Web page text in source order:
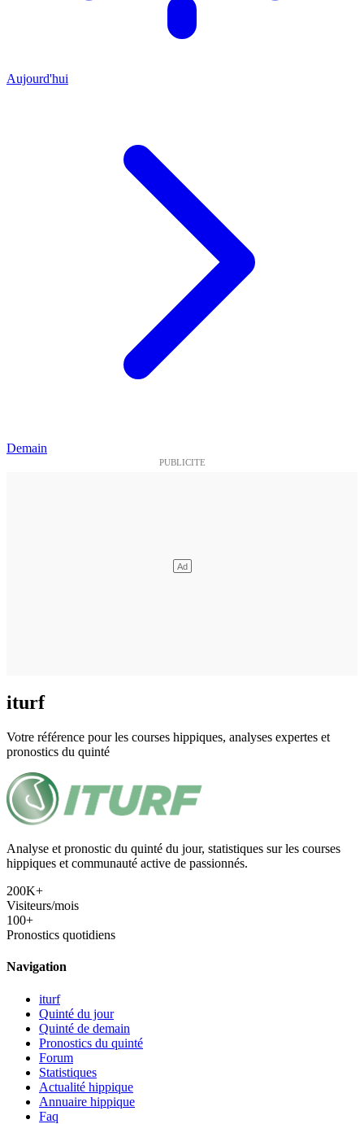
Aujourd'hui
Demain
iturf
Votre référence pour les courses hippiques, analyses expertes et
pronostics du quinté
Analyse et pronostic du quinté du jour, statistiques sur les courses
hippiques et communauté active de passionnés.
200K+
Visiteurs/mois
100+
Pronostics quotidiens
Navigation
iturf
Quinté du jour
Quinté de demain
Pronostics du quinté
Forum
Statistiques
Actualité hippique
Annuaire hippique
Faq